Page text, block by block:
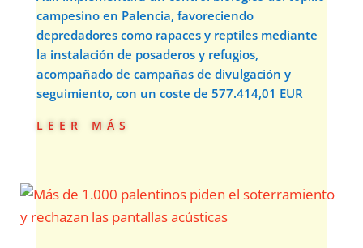
campesino en Palencia, favoreciendo
depredadores como rapaces y reptiles mediante
la instalación de posaderos y refugios,
acompañado de campañas de divulgación y
seguimiento, con un coste de 577.414,01 EUR
leer más